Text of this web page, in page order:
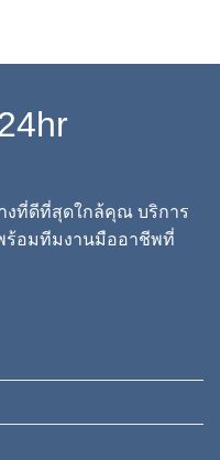
งที่ดีที่สุดใกล้คุณ บริการ
ร้อมทีมงานมืออาชีพที่